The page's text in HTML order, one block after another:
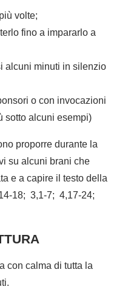
volte;
fino a impararlo a
alcuni minuti in silenzio
o con invocazioni
alcuni esempi)
proporre durante la
su alcuni brani che
e a capire il testo della
18; 3,1-7; 4,17-24;
con calma di tutta la